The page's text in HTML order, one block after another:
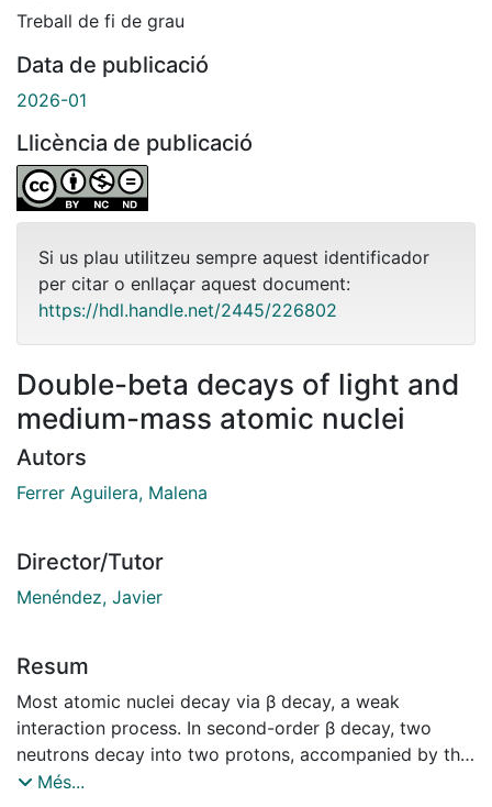
Treball de fi de grau
Data de publicació
2026-01
Llicència de publicació
Si us plau utilitzeu sempre aquest identificador
per citar o enllaçar aquest document:
https://hdl.handle.net/2445/226802
Double-beta decays of light and
medium-mass atomic nuclei
Autors
Ferrer Aguilera, Malena
Director/Tutor
Menéndez, Javier
Resum
Most atomic nuclei decay via β decay, a weak
interaction process. In second-order β decay, two
neutrons decay into two protons, accompanied by the
emission of two electrons and two antineutrinos.
Més...